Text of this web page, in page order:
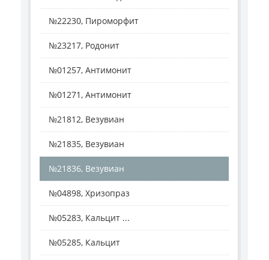
№22230, Пироморфит
№23217, Родонит
№01257, Антимонит
№01271, Антимонит
№21812, Везувиан
№21835, Везувиан
№21836, Везувиан
№04898, Хризопраз
№05283, Кальцит ...
№05285, Кальцит